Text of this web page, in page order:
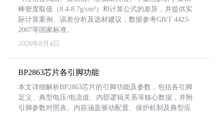
棒密度取值（8.4-8.7g/cm³）和计算公式的差异，并提供实
际计算案例、误差分析及选材建议，数据参考GB/T 4423-
2007等国家标准。
2026年8月4日
BP2863芯片各引脚功能
本文详细解析BP2863芯片的引脚功能及参数，包括各引脚
定义、典型电压/电流值、内部逻辑关系等核心数据，并附
引脚参数对照表。内容涵盖驱动配置、保护机制及典型应